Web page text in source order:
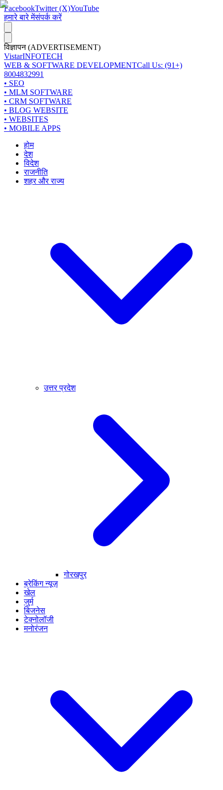
FacebookTwitter (X)YouTube
हमारे बारे मेंसंपर्क करें
विज्ञापन (ADVERTISEMENT)
VistarINFOTECH
WEB & SOFTWARE DEVELOPMENTCall Us: (91+)
8004832991
• SEO
• MLM SOFTWARE
• CRM SOFTWARE
• BLOG WEBSITE
• WEBSITES
• MOBILE APPS
होम
देश
विदेश
राजनीति
शहर और राज्य
उत्तर प्रदेश
गोरखपुर
ब्रेकिंग न्यूज़
खेल
जुर्म
बिजनेस
टेक्नोलॉजी
मनोरंजन